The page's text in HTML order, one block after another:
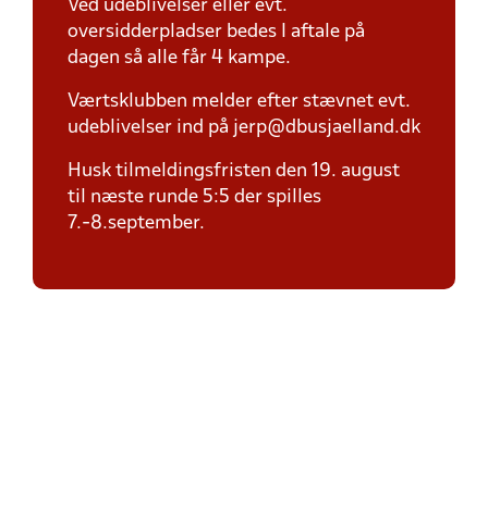
Ved udeblivelser eller evt.
oversidderpladser bedes I aftale på
dagen så alle får 4 kampe.
Værtsklubben melder efter stævnet evt.
udeblivelser ind på jerp@dbusjaelland.dk
Husk tilmeldingsfristen den 19. august
til næste runde 5:5 der spilles
7.-8.september.